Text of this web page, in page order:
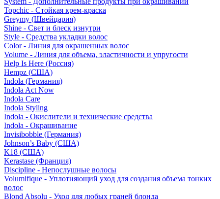
Topchic - Стойкая крем-краска
Greymy (Швейцария)
Shine - Свет и блеск изнутри
Style - Средства укладки волос
Color - Линия для окрашенных волос
Volume - Линия для объема, эластичности и упругости
Help Is Here (Россия)
Hempz (США)
Indola (Германия)
Indola Act Now
Indola Care
Indola Styling
Indola - Окислители и технические средства
Indola - Окрашивание
Invisibobble (Германия)
Johnson’s Baby (США)
K18 (США)
Kerastase (Франция)
Discipline - Непослушные волосы
Volumifique - Уплотняющий уход для создания объема тонких
волос
Blond Absolu - Уход для любых граней блонда